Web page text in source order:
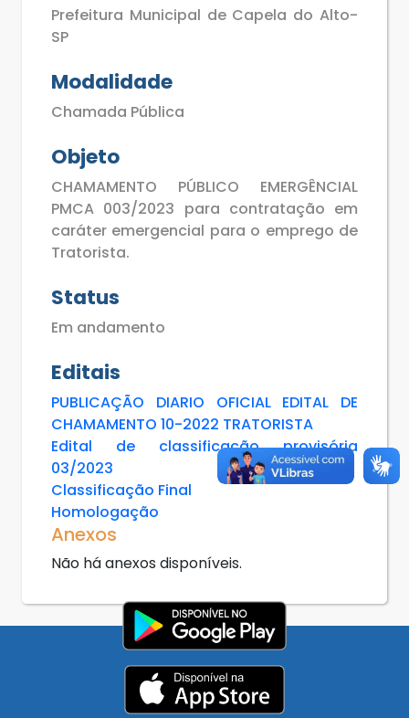
Prefeitura Municipal de Capela do Alto-
SP
Modalidade
Chamada Pública
Objeto
CHAMAMENTO PÚBLICO EMERGÊNCIAL
PMCA 003/2023 para contratação em
caráter emergencial para o emprego de
Tratorista.
Status
Em andamento
Editais
PUBLICAÇÃO DIARIO OFICIAL EDITAL DE
CHAMAMENTO 10-2022 TRATORISTA
Edital de classificação provisória
03/2023
Classificação Final
Homologação
Anexos
Não há anexos disponíveis.